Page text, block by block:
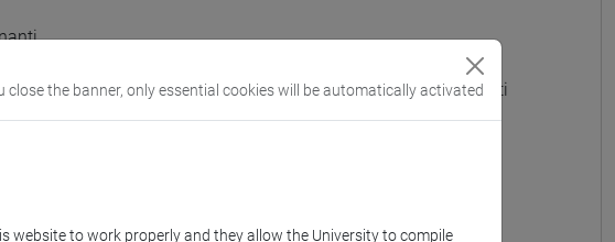
SECONDARIA DI I GRADO - A022 - Formazione iniziale insegnanti
AA24 - Formazione iniziale insegnanti
close the banner, only essential cookies will be automatically activated
website to work properly and they allow the University to compile